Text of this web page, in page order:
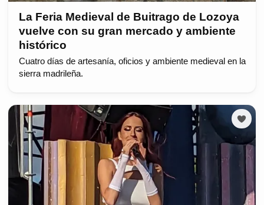
La Feria Medieval de Buitrago de Lozoya
vuelve con su gran mercado y ambiente
histórico
Cuatro días de artesanía, oficios y ambiente medieval en la
sierra madrileña.